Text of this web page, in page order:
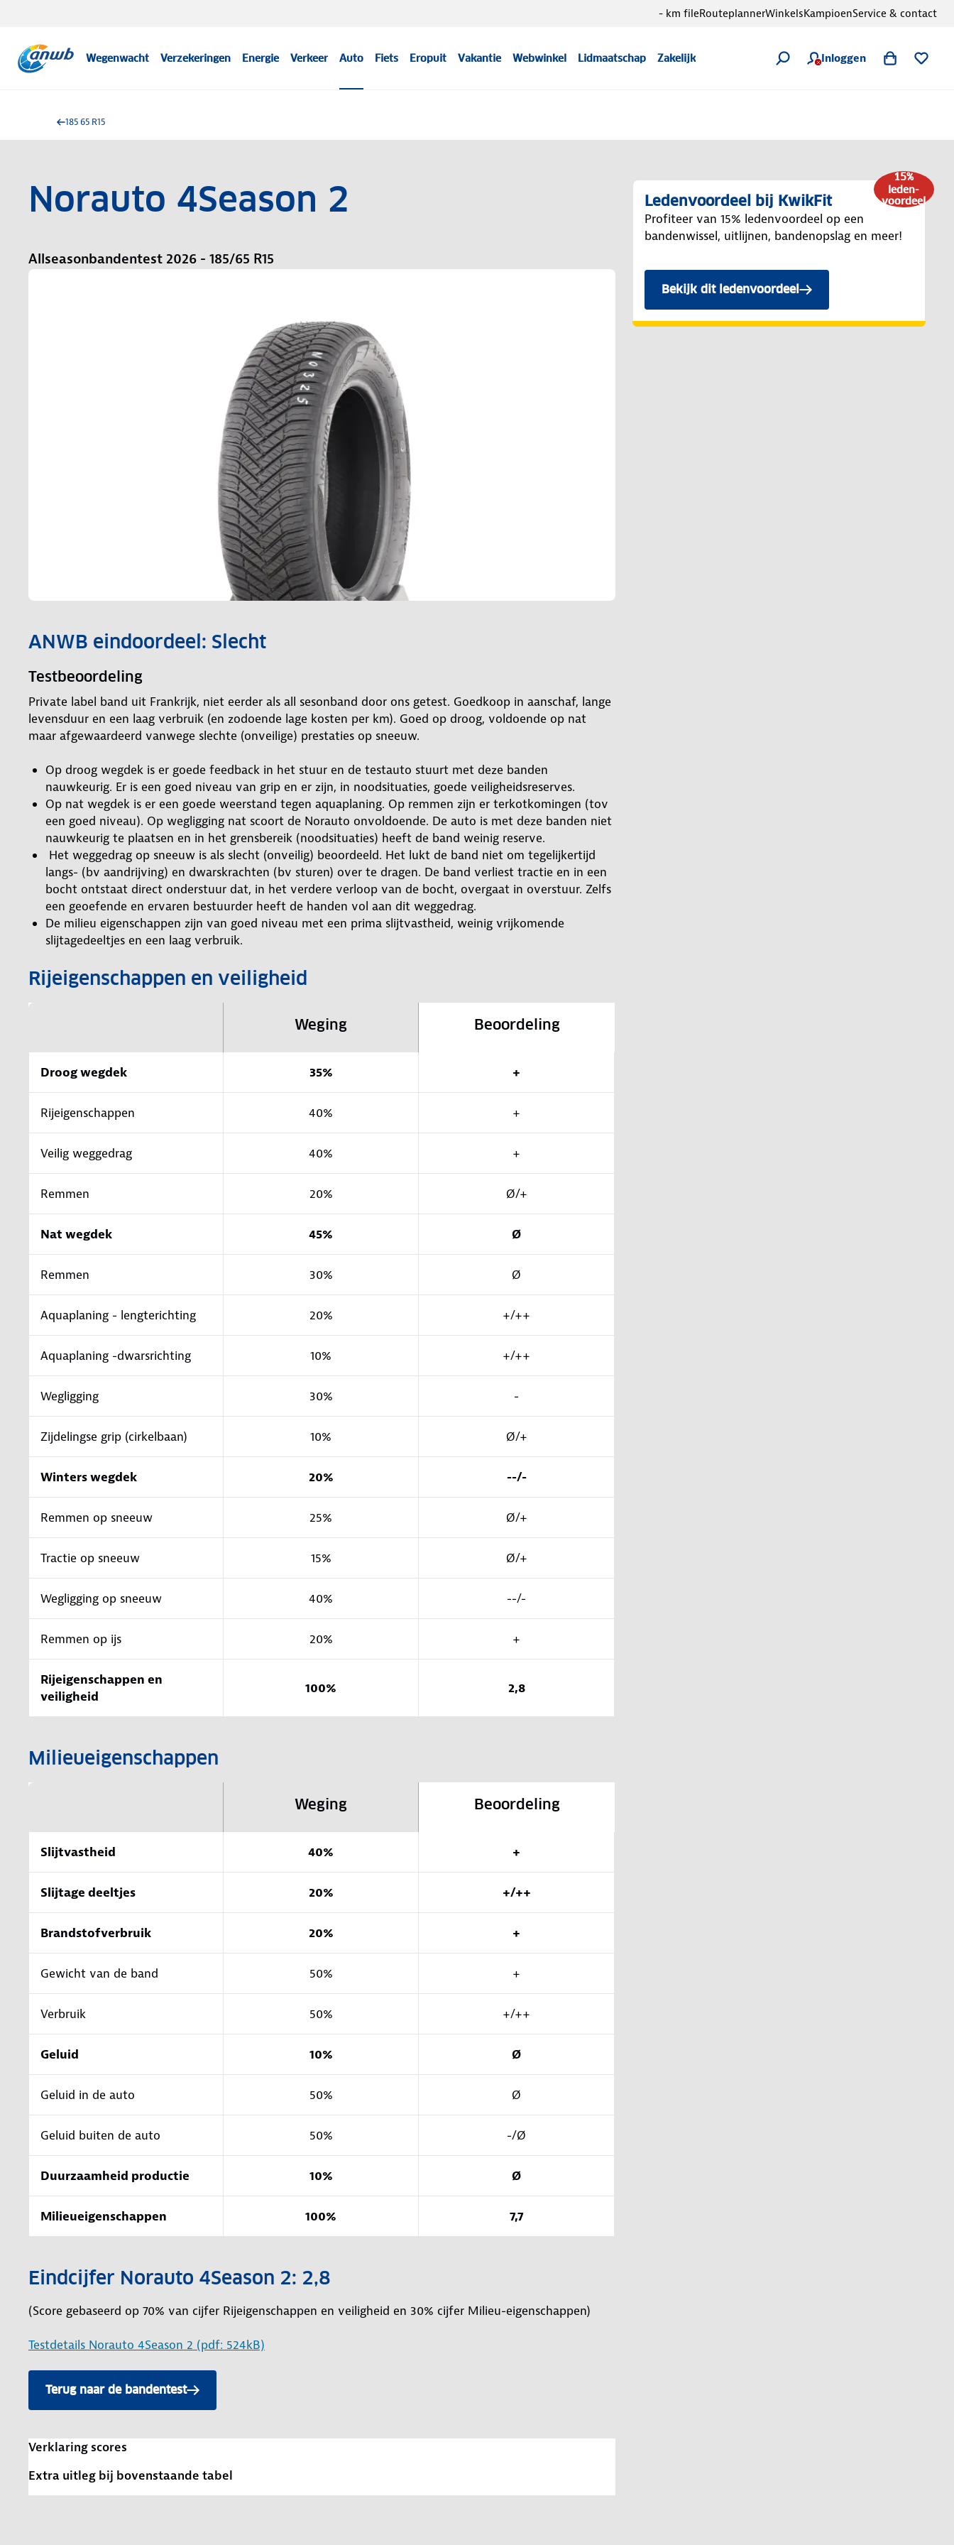
Wegenwacht Verzekeringen Energie Verkeer Auto Fiets Eropuit Vakantie Webwinkel Lidmaatschap Zakelijk Inloggen
- km fileRouteplannerWinkelsKampioenService & contact
185 65 R15
Norauto 4Season 2
Allseasonbandentest 2026 - 185/65 R15
ANWB eindoordeel: Slecht
Testbeoordeling
Private label band uit Frankrijk, niet eerder als all sesonband door ons getest. Goedkoop in aanschaf, lange
levensduur en een laag verbruik (en zodoende lage kosten per km). Goed op droog, voldoende op nat
maar afgewaardeerd vanwege slechte (onveilige) prestaties op sneeuw.
Op droog wegdek is er goede feedback in het stuur en de testauto stuurt met deze banden
nauwkeurig. Er is een goed niveau van grip en er zijn, in noodsituaties, goede veiligheidsreserves.
Op nat wegdek is er een goede weerstand tegen aquaplaning. Op remmen zijn er terkotkomingen (tov
een goed niveau). Op wegligging nat scoort de Norauto onvoldoende. De auto is met deze banden niet
nauwkeurig te plaatsen en in het grensbereik (noodsituaties) heeft de band weinig reserve.
Het weggedrag op sneeuw is als slecht (onveilig) beoordeeld. Het lukt de band niet om tegelijkertijd
langs- (bv aandrijving) en dwarskrachten (bv sturen) over te dragen. De band verliest tractie en in een
bocht ontstaat direct onderstuur dat, in het verdere verloop van de bocht, overgaat in overstuur. Zelfs
een geoefende en ervaren bestuurder heeft de handen vol aan dit weggedrag.
De milieu eigenschappen zijn van goed niveau met een prima slijtvastheid, weinig vrijkomende
slijtagedeeltjes en een laag verbruik.
Rijeigenschappen en veiligheid
Weging Beoordeling
Droog wegdek 35% +
Rijeigenschappen 40% +
Veilig weggedrag 40% +
Remmen 20% Ø/+
Nat wegdek 45% Ø
Remmen 30% Ø
Aquaplaning - lengterichting 20% +/++
Aquaplaning -dwarsrichting 10% +/++
Wegligging 30% -
Zijdelingse grip (cirkelbaan) 10% Ø/+
Winters wegdek 20% --/-
Remmen op sneeuw 25% Ø/+
Tractie op sneeuw 15% Ø/+
Wegligging op sneeuw 40% --/-
Remmen op ijs 20% +
Rijeigenschappen en
veiligheid
100% 2,8
Milieueigenschappen
Weging Beoordeling
Slijtvastheid 40% +
Slijtage deeltjes 20% +/++
Brandstofverbruik 20% +
Gewicht van de band 50% +
Verbruik 50% +/++
Geluid 10% Ø
Geluid in de auto 50% Ø
Geluid buiten de auto 50% -/Ø
Duurzaamheid productie 10% Ø
Milieueigenschappen 100% 7,7
Eindcijfer Norauto 4Season 2: 2,8
(Score gebaseerd op 70% van cijfer Rijeigenschappen en veiligheid en 30% cijfer Milieu-eigenschappen)
Testdetails Norauto 4Season 2 (pdf: 524kB)
Terug naar de bandentest
Verklaring scores
Extra uitleg bij bovenstaande tabel
15%
leden-
voordeel
Ledenvoordeel bij KwikFit
Profiteer van 15% ledenvoordeel op een
bandenwissel, uitlijnen, bandenopslag en meer!
Bekijk dit ledenvoordeel